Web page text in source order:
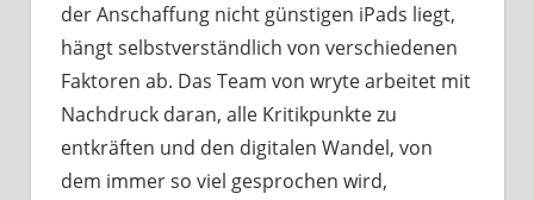
der Anschaffung nicht günstigen iPads liegt,
hängt selbstverständlich von verschiedenen
Faktoren ab. Das Team von wryte arbeitet mit
Nachdruck daran, alle Kritikpunkte zu
entkräften und den digitalen Wandel, von
dem immer so viel gesprochen wird,